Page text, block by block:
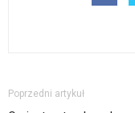
Poprzedni artykuł